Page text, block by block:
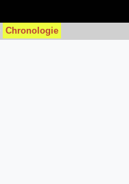
Chronologie